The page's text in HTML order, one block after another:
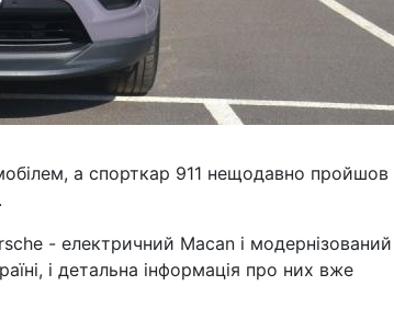
а спорткар 911 нещодавно пройшов
- електричний Macan і модернізований
і детальна інформація про них вже